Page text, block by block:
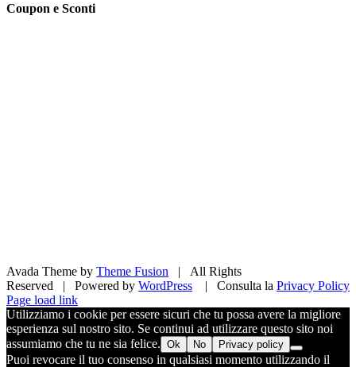
Coupon e Sconti
Avada Theme by Theme Fusion | All Rights
Reserved | Powered by WordPress | Consulta la Privacy Policy
Facebook
X
Pinterest
Instagram
Page load link
Utilizziamo i cookie per essere sicuri che tu possa avere la migliore
esperienza sul nostro sito. Se continui ad utilizzare questo sito noi
assumiamo che tu ne sia felice. Ok No Privacy policy
Puoi revocare il tuo consenso in qualsiasi momento utilizzando il